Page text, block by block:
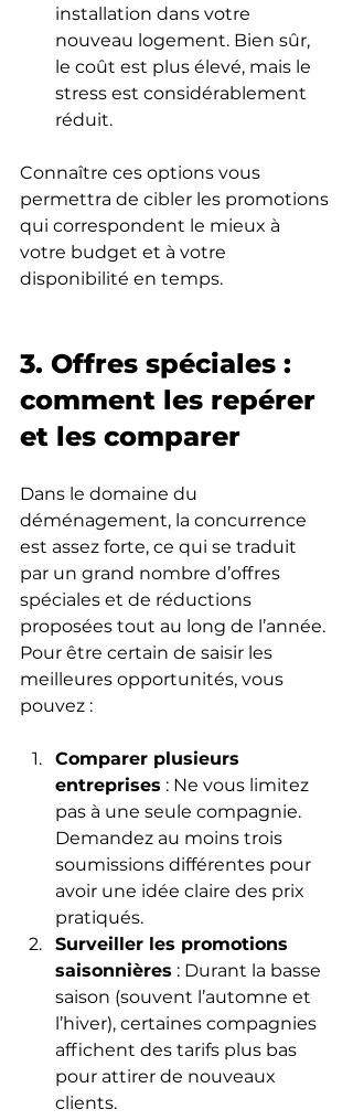
installation dans votre
nouveau logement. Bien sûr,
le coût est plus élevé, mais le
stress est considérablement
réduit.
Connaître ces options vous
permettra de cibler les promotions
qui correspondent le mieux à
votre budget et à votre
disponibilité en temps.
3. Offres spéciales :
comment les repérer
et les comparer
Dans le domaine du
déménagement, la concurrence
est assez forte, ce qui se traduit
par un grand nombre d’offres
spéciales et de réductions
proposées tout au long de l’année.
Pour être certain de saisir les
meilleures opportunités, vous
pouvez :
Comparer plusieurs
entreprises : Ne vous limitez
pas à une seule compagnie.
Demandez au moins trois
soumissions différentes pour
avoir une idée claire des prix
pratiqués.
Surveiller les promotions
saisonnières : Durant la basse
saison (souvent l’automne et
l’hiver), certaines compagnies
affichent des tarifs plus bas
pour attirer de nouveaux
clients.